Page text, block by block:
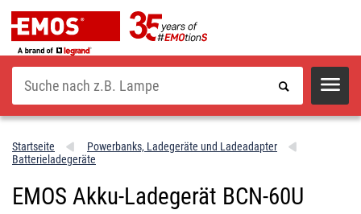
Suche
Startseite
Powerbanks, Ladegeräte und Ladeadapter
Batterieladegeräte
EMOS Akku-Ladegerät BCN-60U